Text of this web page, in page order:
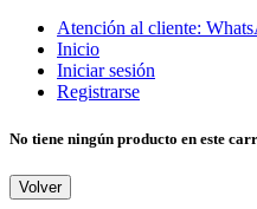
Atención al cliente:
Inicio
Iniciar sesión
Registrarse
No tiene ningún producto en este
Volver